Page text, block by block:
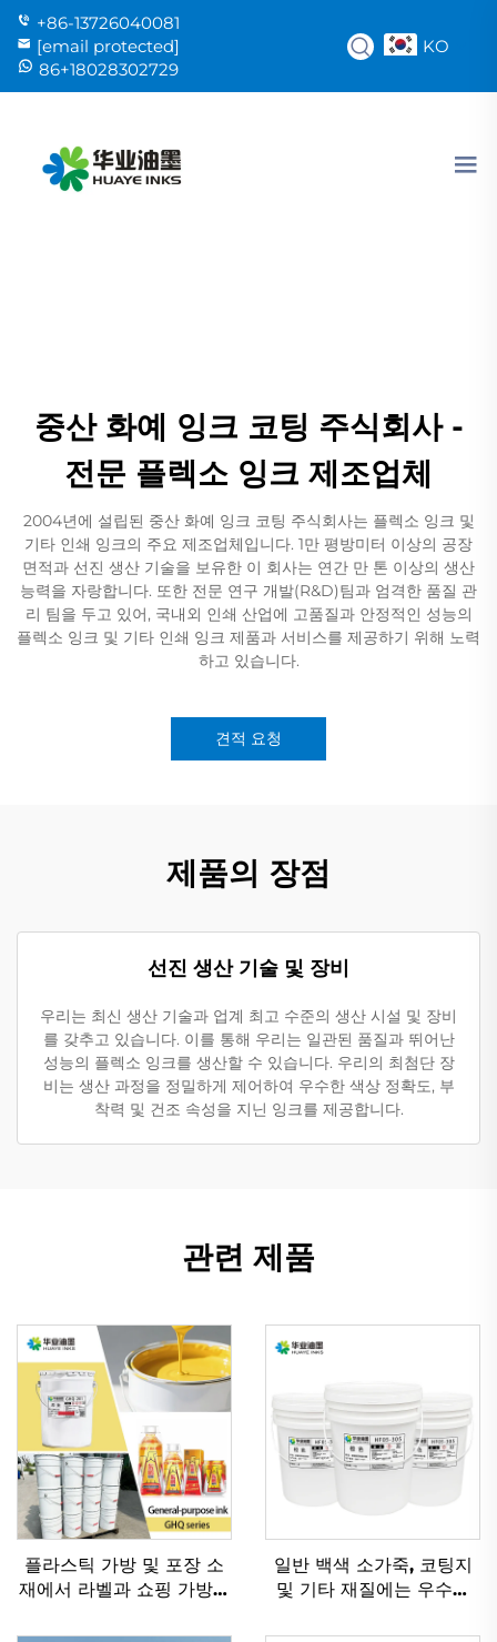
+86-13726040081
[email protected]
86+18028302729
KO
중산 화예 잉크 코팅 주식회사 -
전문 플렉소 잉크 제조업체
2004년에 설립된 중산 화예 잉크 코팅 주식회사는 플렉소 잉크 및
기타 인쇄 잉크의 주요 제조업체입니다. 1만 평방미터 이상의 공장
면적과 선진 생산 기술을 보유한 이 회사는 연간 만 톤 이상의 생산
능력을 자랑합니다. 또한 전문 연구 개발(R&D)팀과 엄격한 품질 관
리 팀을 두고 있어, 국내외 인쇄 산업에 고품질과 안정적인 성능의
플렉소 잉크 및 기타 인쇄 잉크 제품과 서비스를 제공하기 위해 노력
하고 있습니다.
견적 요청
제품의 장점
선진 생산 기술 및 장비
우리는 최신 생산 기술과 업계 최고 수준의 생산 시설 및 장비
를 갖추고 있습니다. 이를 통해 우리는 일관된 품질과 뛰어난
성능의 플렉소 잉크를 생산할 수 있습니다. 우리의 최첨단 장
비는 생산 과정을 정밀하게 제어하여 우수한 색상 정확도, 부
착력 및 건조 속성을 지닌 잉크를 제공합니다.
관련 제품
플라스틱 가방 및 포장 소
재에서 라벨과 쇼핑 가방을
일반 백색 소가죽, 코팅지
및 기타 재질에는 우수한